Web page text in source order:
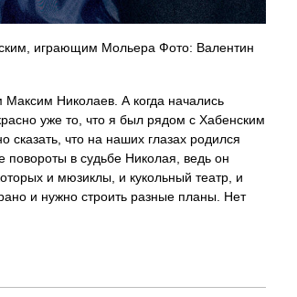
играющим Мольера Фото: Валентин
Максим Николаев. А когда начались
уже то, что я был рядом с Хабенским
что на наших глазах родился
в судьбе Николая, ведь он
и мюзиклы, и кукольный театр, и
и нужно строить разные планы. Нет